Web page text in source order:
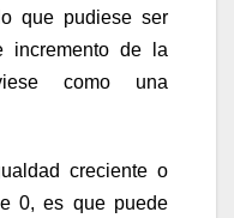
que pudiese ser
incremento de la
como una
creciente o
0, es que puede